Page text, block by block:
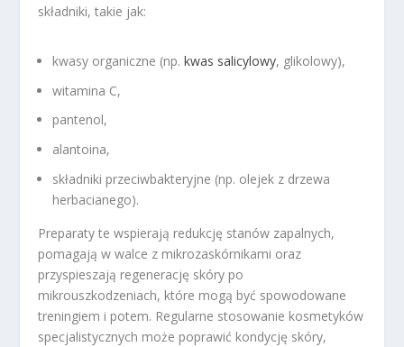
składniki, takie jak:
kwasy organiczne (np.kwas salicylowy, glikolowy),
witamina C,
pantenol,
alantoina,
składniki przeciwbakteryjne (np. olejek z drzewa
herbacianego).
Preparaty te wspierają redukcję stanów zapalnych,
pomagają w walce z mikrozaskórnikami oraz
przyspieszają regenerację skóry po
mikrouszkodzeniach, które mogą być spowodowane
treningiem i potem. Regularne stosowanie kosmetyków
specjalistycznych może poprawić kondycję skóry,